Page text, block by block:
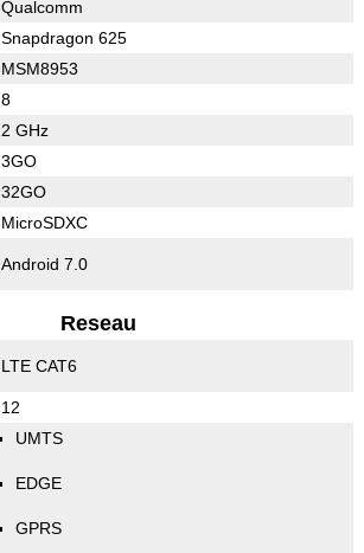
Qualcomm
Snapdragon 625
MSM8953
8
2 GHz
3GO
32GO
MicroSDXC
Android 7.0
Reseau
LTE CAT6
12
UMTS
EDGE
GPRS